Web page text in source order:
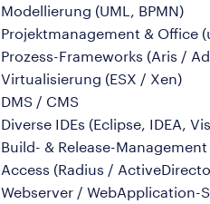
Modellierung (UML, BPMN)
Projektmanagement & Office
Prozess-Frameworks (Aris /
Virtualisierung (ESX / Xen)
DMS / CMS
Diverse IDEs (Eclipse, IDEA,
Build- & Release-
Access (Radius /
Webserver / WebApplication-